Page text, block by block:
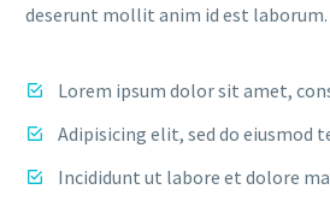
deserunt mollit anim id est laborum.
Lorem ipsum dolor sit amet,
Adipisicing elit, sed do eiusmod
Incididunt ut labore et dolore